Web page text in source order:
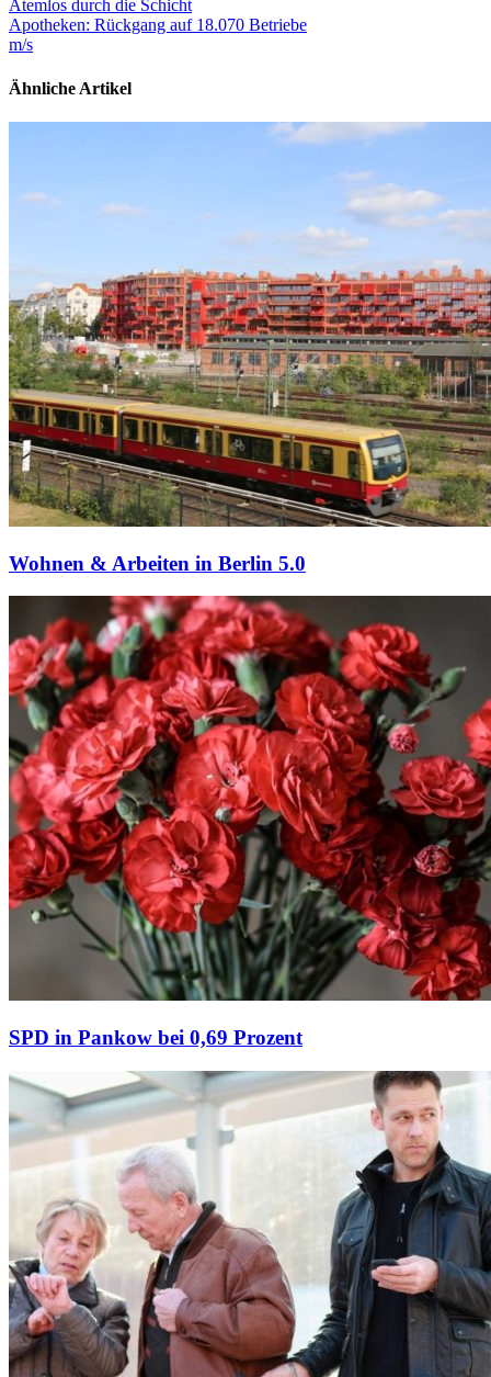
Atemlos durch die Schicht
Apotheken: Rückgang auf 18.070 Betriebe
m/s
Ähnliche Artikel
Wohnen & Arbeiten in Berlin 5.0
SPD in Pankow bei 0,69 Prozent